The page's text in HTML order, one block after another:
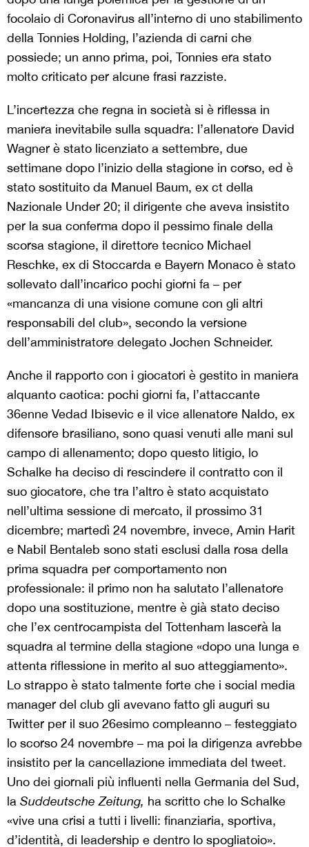
focolaio di Coronavirus all’interno di uno stabilimento
della Tonnies Holding, l’azienda di carni che
possiede; un anno prima, poi, Tonnies era stato
molto criticato per alcune frasi razziste.
L’incertezza che regna in società si è riflessa in
maniera inevitabile sulla squadra: l’allenatore David
Wagner è stato licenziato a settembre, due
settimane dopo l’inizio della stagione in corso, ed è
stato sostituito da Manuel Baum, ex ct della
Nazionale Under 20; il dirigente che aveva insistito
per la sua conferma dopo il pessimo finale della
scorsa stagione, il direttore tecnico Michael
Reschke, ex di Stoccarda e Bayern Monaco è stato
sollevato dall’incarico pochi giorni fa – per
«mancanza di una visione comune con gli altri
responsabili del club», secondo la versione
dell’amministratore delegato Jochen Schneider.
Anche il rapporto con i giocatori è gestito in maniera
alquanto caotica: pochi giorni fa, l’attaccante
36enne Vedad Ibisevic e il vice allenatore Naldo, ex
difensore brasiliano, sono quasi venuti alle mani sul
campo di allenamento; dopo questo litigio, lo
Schalke ha deciso di rescindere il contratto con il
suo giocatore, che tra l’altro è stato acquistato
nell’ultima sessione di mercato, il prossimo 31
dicembre; martedì 24 novembre, invece, Amin Harit
e Nabil Bentaleb sono stati esclusi dalla rosa della
prima squadra per comportamento non
professionale: il primo non ha salutato l’allenatore
dopo una sostituzione, mentre è già stato deciso
che l’ex centrocampista del Tottenham lascerà la
squadra al termine della stagione «dopo una lunga e
attenta riflessione in merito al suo atteggiamento».
Lo strappo è stato talmente forte che i social media
manager del club gli avevano fatto gli auguri su
Twitter per il suo 26esimo compleanno – festeggiato
lo scorso 24 novembre – ma poi la dirigenza avrebbe
insistito per la cancellazione immediata del tweet.
Uno dei giornali più influenti nella Germania del Sud,
la Suddeutsche Zeitung, ha scritto che lo Schalke
«vive una crisi a tutti i livelli: finanziaria, sportiva,
d’identità, di leadership e dentro lo spogliatoio».